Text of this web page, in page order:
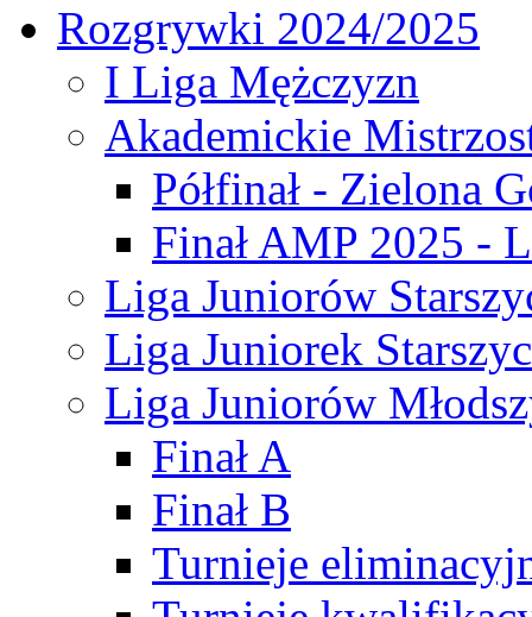
Rozgrywki 2024/2025
I Liga Mężczyzn
Akademickie
Półfinał - Zielona
Finał AMP 2025 -
Liga Juniorów
Liga Juniorek
Liga Juniorów
Finał A
Finał B
Turnieje